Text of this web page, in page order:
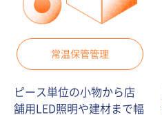
常温保管管理
ピース単位の小物から店
舗用LED照明や建材まで幅